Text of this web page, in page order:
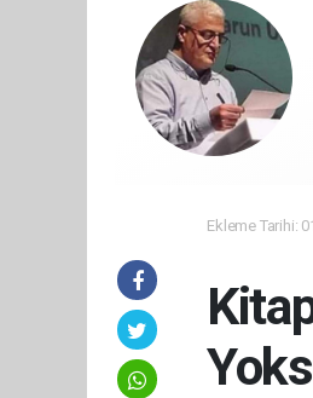
Ekleme Tarihi: